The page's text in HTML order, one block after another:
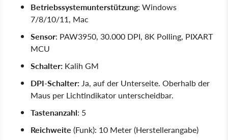
Betriebssystemunterstützung: Windows
7/8/10/11, Mac
Sensor: PAW3950, 30.000 DPI, 8K Polling, PIXART
MCU
Schalter: Kalih GM
DPI-Schalter:Ja, auf der Unterseite. Oberhalb der
Maus per Lichtindikator unterscheidbar.
Tastenanzahl: 5
Reichweite (Funk): 10 Meter (Herstellerangabe)